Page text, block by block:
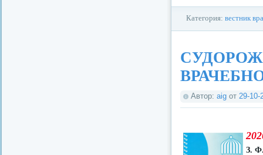
Категория: вестник
Автор: aig от 29-10-
З.